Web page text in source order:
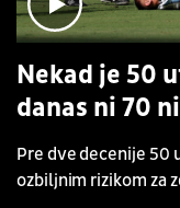
Nekad je 50
danas ni 70
Pre dve decenije 50
ozbiljnim rizikom za